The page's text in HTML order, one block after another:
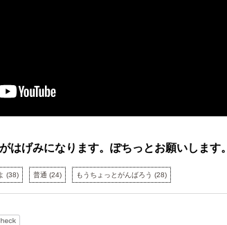
はげみになります。ぽちっとお願いします。
(38) 普通 (24) もうちょっとがんばろう (28)